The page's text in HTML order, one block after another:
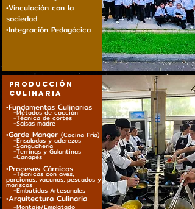
•Vinculación con la
sociedad
•Integración Pedagócica
PRODUCCIÓN
CULINARIA
•Fundamentos Culinarios
-Métodos de cocción
-Técnica de cortes
-Salsas madre
•Garde Manger (Cocina Fría)
-Ensaladas y aderezos
-Sanguchería
-Terrinas y Galantinas
-Canapés
•Procesos Cárnicos
-Técnicas con aves,
porcionos, vacunos, pescados y
mariscos
-Embutidos Artesanales
•Arquitectura Culinaria
-Montaje/Emplatado